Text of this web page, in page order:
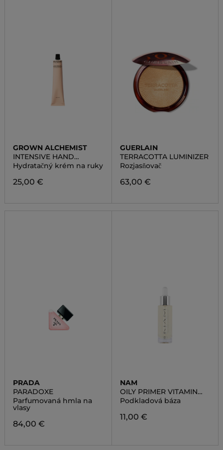
GROWN ALCHEMIST
INTENSIVE HAND
CREAM: PERSIAN ROSE,
ARGAN EXTRACT
Hydratačný krém na ruky
25,00 €
GUERLAIN
TERRACOTTA LUMINIZER
Rozjasňovač
63,00 €
PRADA
PARADOXE
Parfumovaná hmla na
vlasy
84,00 €
NAM
OILY PRIMER VITAMIN
BOOSTER
Podkladová báza
11,00 €